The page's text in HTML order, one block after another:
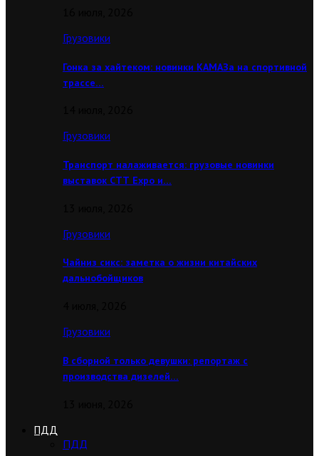
Грузовики
Гонка за хайтеком: новинки КАМАЗа на спортивной
трассе…
Грузовики
Транспорт налаживается: грузовые новинки
выставок CТТ Expo и…
Грузовики
Чайниз сикс: заметка о жизни китайских
дальнобойщиков
Грузовики
В сборной только девушки: репортаж с
производства дизелей…
ПДД
ПДД